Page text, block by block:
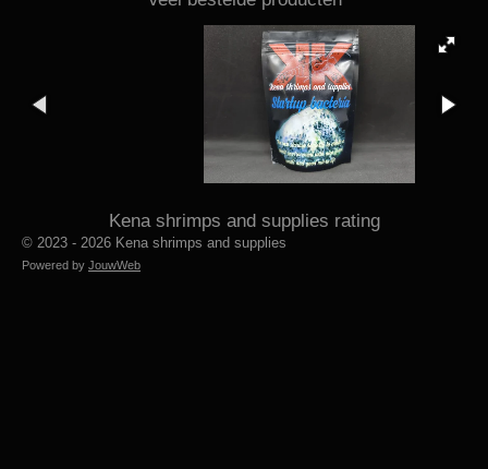
Kena shrimps and supplies rating
© 2023 - 2026 Kena shrimps and supplies
Powered by JouwWeb